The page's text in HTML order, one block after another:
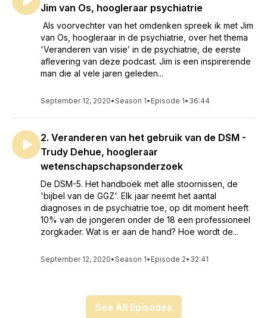
Jim van Os, hoogleraar psychiatrie
Als voorvechter van het omdenken spreek ik met Jim
van Os, hoogleraar in de psychiatrie, over het thema
'Veranderen van visie’ in de psychiatrie, de eerste
aflevering van deze podcast. Jim is een inspirerende
man die al vele jaren geleden...
September 12, 2020•Season 1• Episode 1• 36:44
2. Veranderen van het gebruik van de DSM -
Trudy Dehue, hoogleraar
wetenschapschapsonderzoek
De DSM-5. Het handboek met alle stoornissen, de
'bijbel van de GGZ'. Elk jaar neemt het aantal
diagnoses in de psychiatrie toe, op dit moment heeft
10% van de jongeren onder de 18 een professioneel
zorgkader. Wat is er aan de hand? Hoe wordt de...
September 12, 2020•Season 1• Episode 2• 32:41
See All Episodes